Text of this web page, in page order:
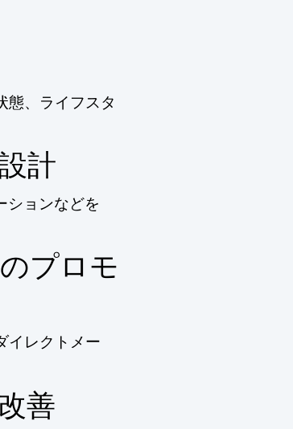
態、ライフスタ
計
ションなどを
プロモ
イレクトメー
善